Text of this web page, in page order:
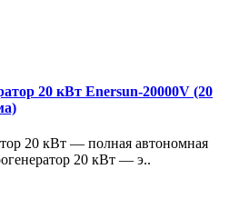
20 кВт Enersun-20000V (20
20 кВт — полная автономная
20 кВт — э..